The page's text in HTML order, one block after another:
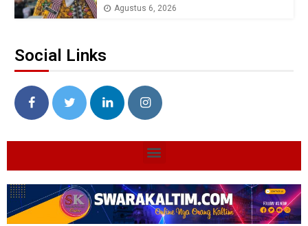
Agustus 6, 2026
Social Links